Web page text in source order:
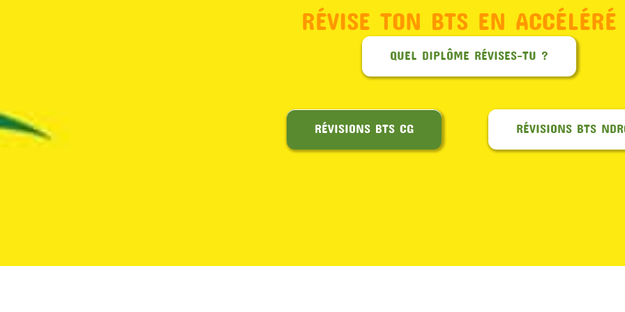
RÉVISE TON BTS EN
QUEL DIPLÔME RÉVISES-TU ?
RÉVISIONS BTS CG RÉVISIONS BTS